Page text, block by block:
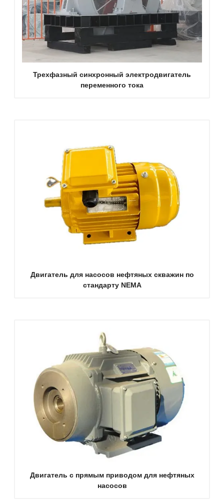
Трехфазный синхронный электродвигатель
переменного тока
Двигатель для насосов нефтяных скважин по
стандарту NEMA
Двигатель с прямым приводом для нефтяных
насосов